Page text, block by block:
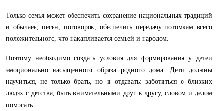
Только семья может обеспечить сохранение национальных традиций
и обычаев, песен, поговорок, обеспечить передачу потомкам всего
положительного, что накапливается семьей и народом.
Поэтому необходимо создать условия для формирования у детей
эмоционально насыщенного образа родного дома. Дети должны
научиться, не только брать, но и отдавать: заботиться о близких
людях с детства, быть внимательными друг к другу, словом и делом
помогать.